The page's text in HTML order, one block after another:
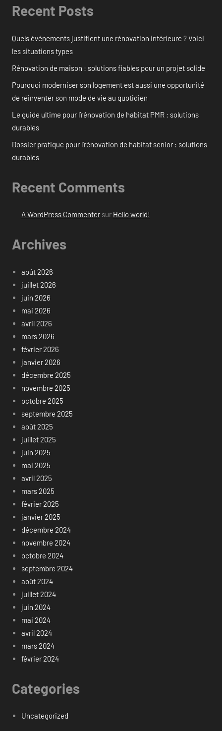
Recent Posts
Quels événements justifient une rénovation intérieure ? Voici
les situations types
Rénovation de maison : solutions fiables pour un projet solide
Pourquoi moderniser son logement est aussi une opportunité
de réinventer son mode de vie au quotidien
Le guide ultime pour l’rénovation de habitat PMR : solutions
durables
Dossier pratique pour l’rénovation de habitat senior : solutions
durables
Recent Comments
A WordPress Commentersur Hello world!
Archives
août 2026
juillet 2026
juin 2026
mai 2026
avril 2026
mars 2026
février 2026
janvier 2026
décembre 2025
novembre 2025
octobre 2025
septembre 2025
août 2025
juillet 2025
juin 2025
mai 2025
avril 2025
mars 2025
février 2025
janvier 2025
décembre 2024
novembre 2024
octobre 2024
septembre 2024
août 2024
juillet 2024
juin 2024
mai 2024
avril 2024
mars 2024
février 2024
Categories
Uncategorized